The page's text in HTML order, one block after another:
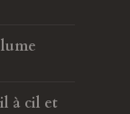
à cil et